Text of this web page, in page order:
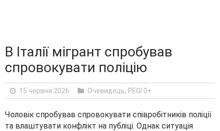
В Італії мігрант спробував
спровокувати поліцію
15 червня 2026 Очевидець, PEGI 0+
Чоловік спробував спровокувати співробітників поліції
та влаштувати конфлікт на публіці. Однак ситуація